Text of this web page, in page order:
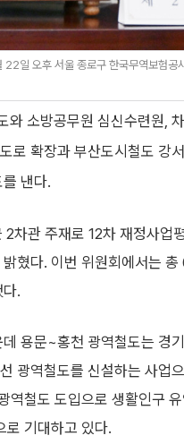
일 오후 서울 종로구 한국무역보험공
와 소방공무원 심신수련원,
로 확장과 부산도시철도 강
낸다.
차관 주재로 12차 재정사업
혔다. 이번 위원회에서는
.
용문~홍천 광역철도는 경
광역철도를 신설하는 사업
역철도 도입으로 생활인구
로 기대하고 있다.